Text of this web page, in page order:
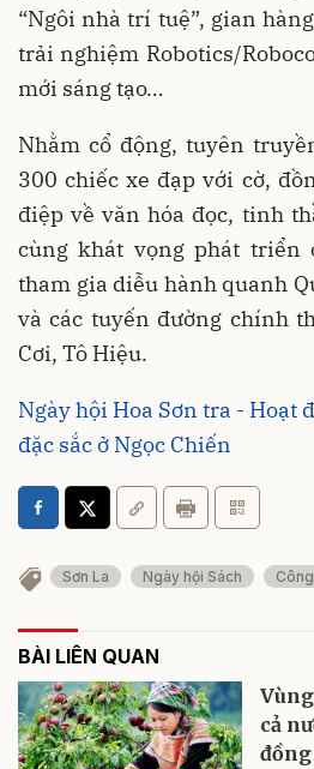
“Ngôi nhà trí tuệ”, gian
trải nghiệm Robotics/
mới sáng tạo…
Nhằm cổ động, tuyên
300 chiếc xe đạp với cờ,
điệp về văn hóa đọc, tinh
cùng khát vọng phát triển
tham gia diễu hành quanh
và các tuyến đường chính
Cơi, Tô Hiệu.
Ngày hội Hoa Sơn tra - Hoạt
đặc sắc ở Ngọc Chiến
Sơn La Ngày hội Sách
BÀI LIÊN QUAN
cả